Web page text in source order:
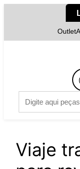
Outlet
Viaje